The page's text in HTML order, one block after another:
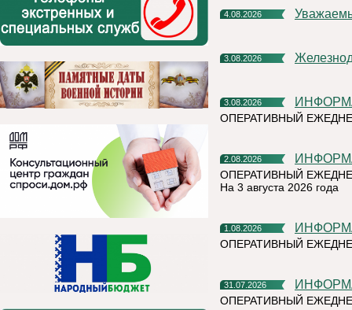
4.08.2026
3.08.2026
3.08.2026
ОПЕРАТИВНЫЙ
2.08.2026
ОПЕРАТИВНЫЙ
На 3 августа 2026 года
1.08.2026
ОПЕРАТИВНЫЙ
31.07.2026
ОПЕРАТИВНЫЙ